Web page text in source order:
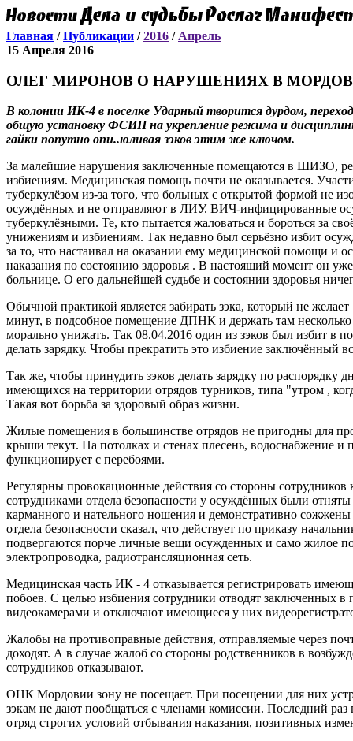
Главная /Публикации /2016 / Апрель
15 Апреля 2016
ОЛЕГ МИРОНОВ О НАРУШЕНИЯХ В
В колонии ИК-4 в поселке Ударный творится дурдом,
общую установку ФСИН на укрепление режима и
гайки попутно опи..юливая зэков этим же ключом.
За малейшие нарушения заключенные помещаются в ШИЗО,
избиениям. Медицинская помощь почти не оказывается.
туберкулёзом из-за того, что больных с открытой формой не
осуждённых и не отправляют в ЛИУ. ВИЧ-инфицированные
туберкулёзными. Те, кто пытается жаловаться и бороться за
унижениям и избиениям. Так недавно был серьёзно избит
за то, что настаивал на оказании ему медицинской помощи и
наказания по состоянию здоровья . В настоящий момент он
больнице. О его дальнейшей судьбе и состоянии здоровья
Обычной практикой является забирать зэка, который не
минут, в подсобное помещение ДПНК и держать там несколько
морально унижать. Так 08.04.2016 один из зэков был избит в
делать зарядку. Чтобы прекратить это избиение заключённый
Так же, чтобы принудить зэков делать зарядку по распорядку
имеющихся на территории отрядов турников, типа "утром ,
Такая вот борьба за здоровый образ жизни.
Жилые помещения в большинстве отрядов не пригодны для
крыши текут. На потолках и стенах плесень, водоснабжение и
функционирует с перебоями.
Регулярны провокационные действия со стороны сотрудников
сотрудниками отдела безопасности у осуждённых были
карманного и нательного ношения и демонстративно
отдела безопасности сказал, что действует по приказу
подвергаются порче личные вещи осужденных и само жилое
электропроводка, радиотрансляционная сеть.
Медицинская часть ИК - 4 отказывается регистрировать
побоев. С целью избиения сотрудники отводят заключенных
видеокамерами и отключают имеющиеся у них
Жалобы на противоправные действия, отправляемые через
доходят. А в случае жалоб со стороны родственников в
сотрудников отказывают.
ОНК Мордовии зону не посещает. При посещении для них
зэкам не дают пообщаться с членами комиссии. Последний
отряд строгих условий отбывания наказания, позитивных